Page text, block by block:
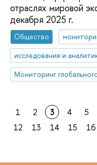
отраслях мировой
декабря 2025 г.
Общество
исследования и
Мониторинг
1 2 3 4 5
12
13 14 15 16